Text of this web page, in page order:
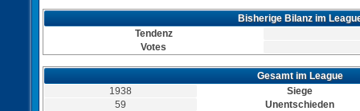
Bisherige Bilanz im
Tendenz
Votes
Gesamt im League
1938
Siege
59
Unentschieden